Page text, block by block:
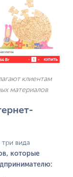
клиентам
материалов
вида
которые